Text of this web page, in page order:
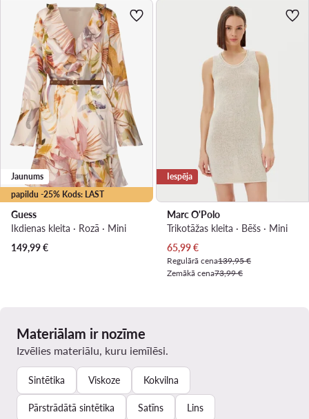
papildu -25% Kods: LAST
Jaunums
Guess
Ikdienas kleita · Rozā · Mini
149,99€
Iespēja
Marc O'Polo
Trikotāžas kleita · Bēšs · Mini
Pašreizējā cena
65,99€
Regulārā cena139,95 €
Zemākā cena73,99 €
Materiālam ir nozīme
Izvēlies materiālu, kuru iemīlēsi.
Sintētika Viskoze Kokvilna
Pārstrādātā sintētika Satīns Lins